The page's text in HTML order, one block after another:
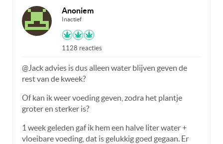
Anoniem
Inactief
1128 reacties
@Jack advies is dus alleen water blijven geven de
rest van de kweek?
Of kan ik weer voeding geven, zodra het plantje
groter en sterker is?
1 week geleden gaf ik hem een halve liter water +
vloeibare voeding, dat is gelukkig goed gegaan. Er